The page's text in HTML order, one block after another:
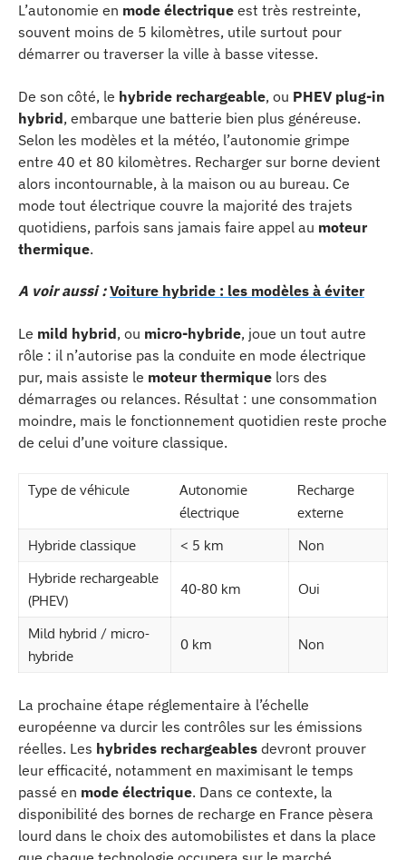
L’autonomie en mode électrique est très restreinte,
souvent moins de 5 kilomètres, utile surtout pour
démarrer ou traverser la ville à basse vitesse.
De son côté, le hybride rechargeable, ou PHEV plug-in
hybrid, embarque une batterie bien plus généreuse.
Selon les modèles et la météo, l’autonomie grimpe
entre 40 et 80 kilomètres. Recharger sur borne devient
alors incontournable, à la maison ou au bureau. Ce
mode tout électrique couvre la majorité des trajets
quotidiens, parfois sans jamais faire appel au moteur
thermique.
A voir aussi : Voiture hybride : les modèles à éviter
Le mild hybrid, ou micro-hybride, joue un tout autre
rôle : il n’autorise pas la conduite en mode électrique
pur, mais assiste le moteur thermique lors des
démarrages ou relances. Résultat : une consommation
moindre, mais le fonctionnement quotidien reste proche
de celui d’une voiture classique.
Type de véhicule
Autonomie
électrique
Recharge
externe
Hybride classique
< 5 km
Non
Hybride rechargeable
(PHEV)
40-80 km Oui
Mild hybrid / micro-
hybride
0 km Non
La prochaine étape réglementaire à l’échelle
européenne va durcir les contrôles sur les émissions
réelles. Les hybrides rechargeables devront prouver
leur efficacité, notamment en maximisant le temps
passé en mode électrique. Dans ce contexte, la
disponibilité des bornes de recharge en France pèsera
lourd dans le choix des automobilistes et dans la place